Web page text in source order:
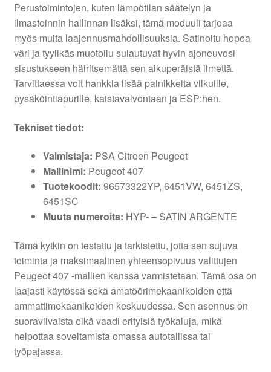
Perustoimintojen, kuten lämpötilan säätelyn ja
ilmastoinnin hallinnan lisäksi, tämä moduuli tarjoaa
myös muita laajennusmahdollisuuksia. Satinoitu hopea
väri ja tyylikäs muotoilu sulautuvat hyvin ajoneuvosi
sisustukseen häiritsemättä sen alkuperäistä ilmettä.
Tarvittaessa voit hankkia lisää painikkeita vilkuille,
pysäköintiapurille, kaistavalvontaan ja ESP:hen.
Tekniset tiedot:
Valmistaja: PSA Citroen Peugeot
Mallinimi: Peugeot 407
Tuotekoodit: 96573322YP, 6451VW, 6451ZS,
6451SC
Muuta numeroita: HYP- – SATIN ARGENTE
Tämä kytkin on testattu ja tarkistettu, jotta sen sujuva
toiminta ja maksimaalinen yhteensopivuus valittujen
Peugeot 407 -mallien kanssa varmistetaan. Tämä osa on
laajasti käytössä sekä amatöörimekaanikoiden että
ammattimekaanikoiden keskuudessa. Sen asennus on
suoraviivaista eikä vaadi erityisiä työkaluja, mikä
helpottaa soveltamista omassa autotallissa tai
työpajassa.